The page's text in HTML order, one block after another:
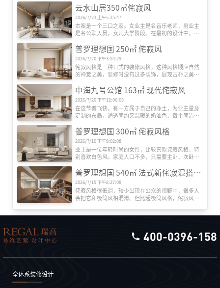
云水山居350㎡侘寂风
2026/7/23 上午5:25:47
本案是一个三口之家。女业主是名音乐老师，男业主
是名公职人员，女儿大学阶段。在最初的设计中，我
们还是回归了最初的方案，选择侘寂风也是与整个家
对于美好的共识。
普罗理想国 250㎡ 侘寂风
2026/7/20 下午3:54:29
侘寂风格是一种日式的装修风格，这种风格顺应自然
的禅意之美，装修时没有过多装饰，展现古朴之美。
物质补的内在。 侘寂风格起源于15世纪的日本哲学。
调奢华，于是讲究从不完美中找寻美的侘寂风格应运
而生，并与主流美学相对立，真实性是侘寂风的核
心。
大厨房，改卧室门位置，使得动线更加合理，改动楼
梯位置合理利用每一寸空间。
二楼设计二个套房，加建挑空作为主卧，主卧套房内
设有大衣帽间及卫生间，配套更加舒适。
理。
中海九号公馆 163㎡ 现代侘寂风
2026/7/20 下午12:06:03
在这节奏飞快，有一方属于自己的净土，为业主量身
定制的布局，通透简约又温暖的奶油色，每个简洁精
体，灯光，材质，色彩，及结构都是以人为本，从实
水，沏一盏茶，沉浸于空间之中，感受于空间带给你
的情绪。让居住者赋予空间的烟火气息，功能上符合
现代居家的生活方式。低饱和度的奶茶色空间基调自
次，整体的治愈 ...无主灯设计，暗藏式光源营造静
谧，柔和的内在氛围。
普罗理想国 300㎡ 侘寂风格
2026/7/10 下午9:02:08
业主是一位年轻时尚的女性，比较喜欢诧寂风格，特
别喜欢白色风。家庭人口不多，只需要主卧，次卧，
是主卧和次卧，都是套房。次卧较小，所以主卧缩小
和健身的地方，露台休闲用。
普罗理想国 540㎡ 法式新侘寂混搭风格
2026/7/15 下午8:27:08
侘寂风格很低调，较少出现在公众的视野中，很多人
会把它和极简风相混淆。但比起极简风格，侘寂风更
400-0396-158
全体系装修设计